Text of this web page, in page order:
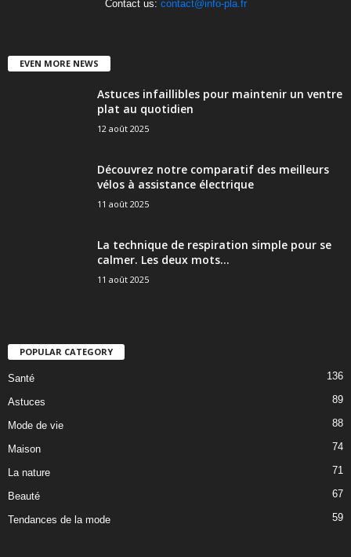
Contact us: contact@info-pla.fr
EVEN MORE NEWS
Astuces infaillibles pour maintenir un ventre
plat au quotidien
12 août 2025
Découvrez notre comparatif des meilleurs
vélos à assistance électrique
11 août 2025
La technique de respiration simple pour se
calmer. Les deux mots...
11 août 2025
POPULAR CATEGORY
Santé 136
Astuces 89
Mode de vie 88
Maison 74
La nature 71
Beauté 67
Tendances de la mode 59